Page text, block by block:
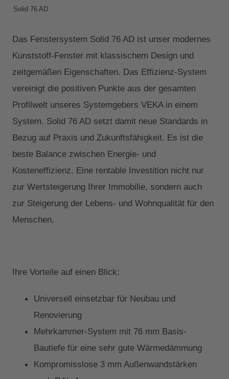
Solid 76 AD
Das Fenstersystem Solid 76 AD ist unser modernes
Kunststoff-Fenster mit klassischem Design und
zeitgemäßen Eigenschaften. Das Effizienz-System
vereinigt die positiven Punkte aus der gesamten
Profilwelt unseres Systemgebers VEKA in einem
System. Solid 76 AD setzt damit neue Standards in
Bezug auf Praxis und Zukunftsfähigkeit. Es ist die
beste Balance zwischen Energie- und
Kosteneffizienz. Eine rentable Investition nicht nur
zur Wertsteigerung Ihrer Immobilie, sondern auch
zur Steigerung der Lebens- und Wohnqualität für den
Menschen.
Ihre Vorteile auf einen Blick:
Universell einsetzbar für Neubau und
Renovierung
Mehrkammer-System mit 76 mm Basis-
Bautiefe für eine sehr gute Wärmedämmung
Kompromisslose 3 mm Außenwandstärken